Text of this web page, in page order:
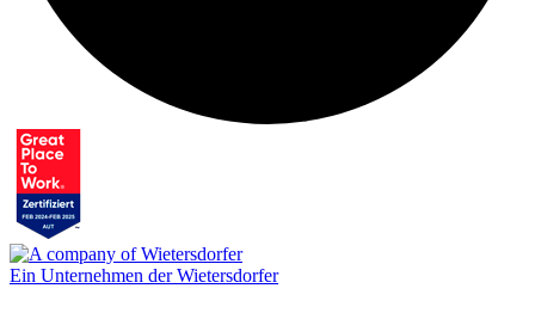
Ein Unternehmen der Wietersdorfer